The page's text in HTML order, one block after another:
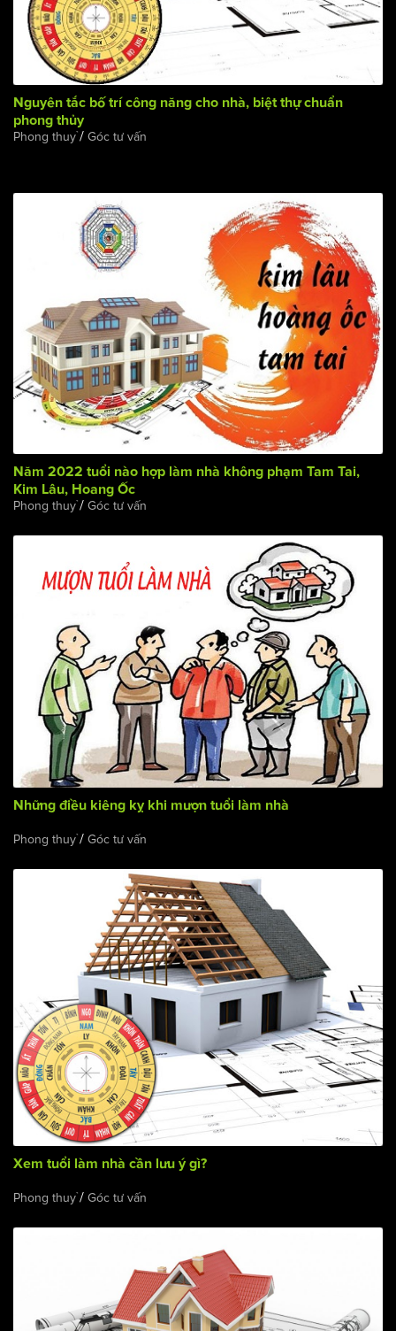
Nguyên tắc bố trí công năng cho nhà, biệt thự chuẩn
phong thủy
Phong thuỷ/ Góc tư vấn
Năm 2022 tuổi nào hợp làm nhà không phạm Tam Tai,
Kim Lâu, Hoang Ốc
Phong thuỷ/ Góc tư vấn
Những điều kiêng kỵ khi mượn tuổi làm nhà
Phong thuỷ/ Góc tư vấn
Xem tuổi làm nhà cần lưu ý gì?
Phong thuỷ/ Góc tư vấn